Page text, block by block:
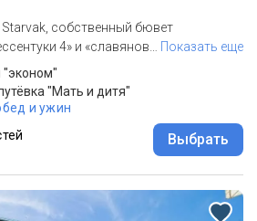
собственный бювет
4» и «славянов
Показать еще
"эконом"
"Мать и дитя"
и ужин
Выбрать